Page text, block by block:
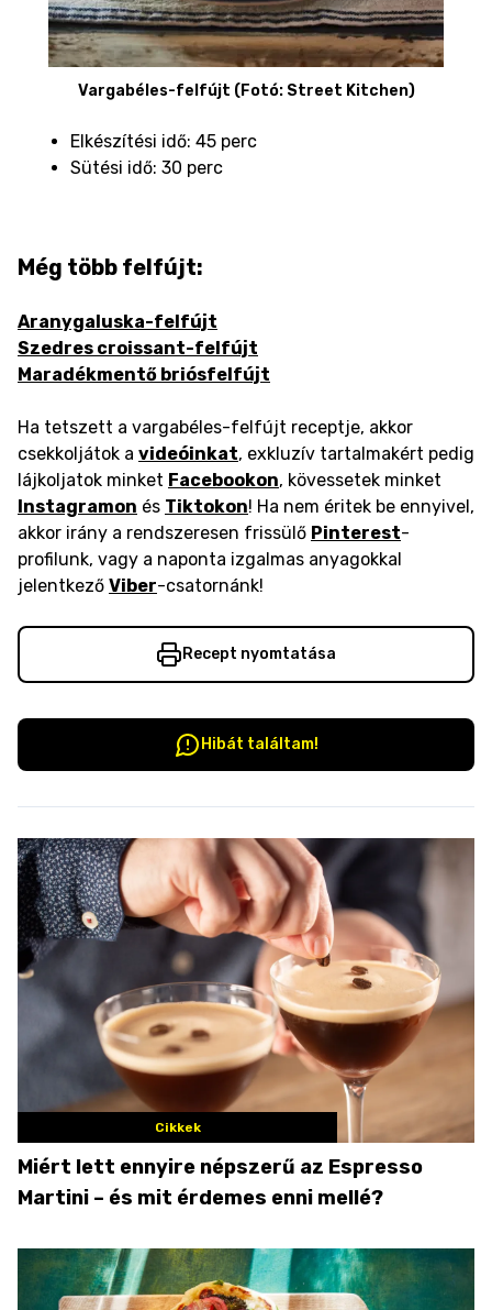
Vargabéles-felfújt (Fotó: Street Kitchen)
Elkészítési idő: 45 perc
Sütési idő: 30 perc
Még több felfújt:
Aranygaluska-felfújt
Szedres croissant-felfújt
Maradékmentő briósfelfújt
Ha tetszett a vargabéles-felfújt receptje, akkor
csekkoljátok a videóinkat, exkluzív tartalmakért pedig
lájkoljatok minket Facebookon, kövessetek minket
Instagramon és Tiktokon! Ha nem éritek be ennyivel,
akkor irány a rendszeresen frissülő Pinterest-
profilunk, vagy a naponta izgalmas anyagokkal
jelentkező Viber-csatornánk!
Recept nyomtatása
Hibát találtam!
Cikkek
Miért lett ennyire népszerű az Espresso
Martini – és mit érdemes enni mellé?